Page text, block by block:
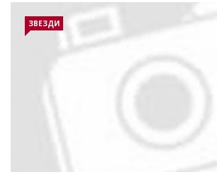
ЗВЕЗДИ